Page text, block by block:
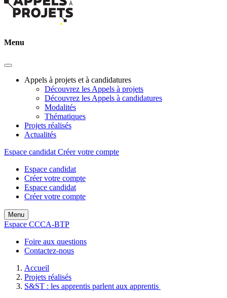
Menu
Appels à projets et à candidatures
Découvrez les Appels à projets
Découvrez les Appels à candidatures
Modalités
Thématiques
Projets réalisés
Actualités
Espace candidat Créer votre compte
Espace candidat
Créer votre compte
Espace candidat
Créer votre compte
Menu
Espace CCCA-BTP
Foire aux questions
Contactez-nous
Accueil
Projets réalisés
S&ST : les apprentis parlent aux apprentis